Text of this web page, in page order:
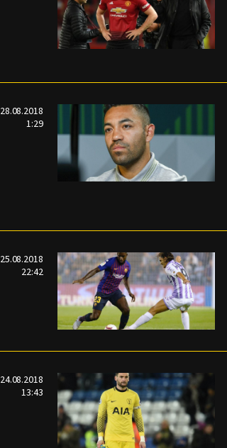
28.08.2018
1:29
25.08.2018
22:42
24.08.2018
13:43